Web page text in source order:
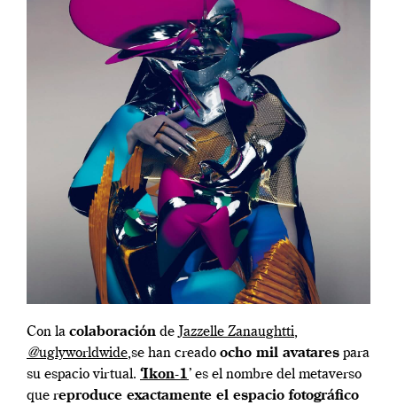
Con la colaboración de Jazzelle Zanaughtti,
@uglyworldwide,se han creado ocho mil avatares para
su espacio virtual. ‘Ikon-1’ es el nombre del metaverso
que reproduce exactamente el espacio fotográfico